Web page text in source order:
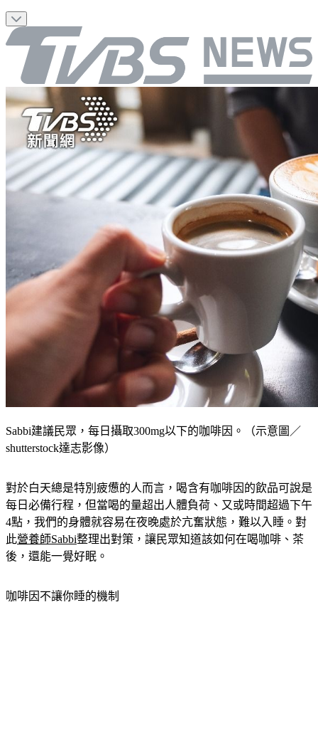
Sabbi建議民眾，每日攝取300mg以下的咖啡因。（示意圖／
shutterstock達志影像）
對於白天總是特別疲憊的人而言，喝含有咖啡因的飲品可說是
每日必備行程，但當喝的量超出人體負荷、又或時間超過下午
4點，我們的身體就容易在夜晚處於亢奮狀態，難以入睡。對
此營養師Sabbi整理出對策，讓民眾知道該如何在喝咖啡、茶
後，還能一覺好眠。
咖啡因不讓你睡的機制